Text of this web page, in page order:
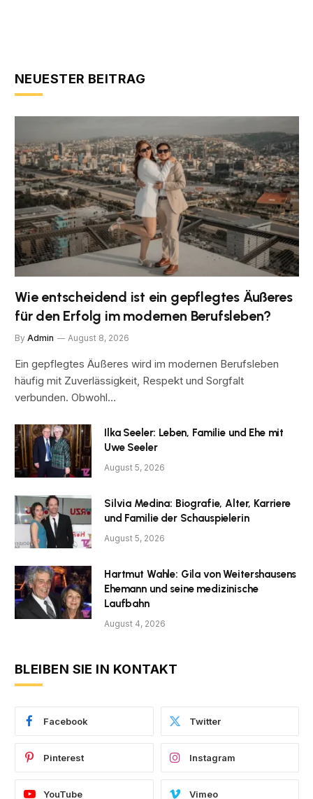
NEUESTER BEITRAG
Wie entscheidend ist ein gepflegtes Äußeres
für den Erfolg im modernen Berufsleben?
By Admin August 8, 2026
Ein gepflegtes Äußeres wird im modernen Berufsleben
häufig mit Zuverlässigkeit, Respekt und Sorgfalt
verbunden. Obwohl…
Ilka Seeler: Leben, Familie und Ehe mit
Uwe Seeler
August 5, 2026
Silvia Medina: Biografie, Alter, Karriere
und Familie der Schauspielerin
August 5, 2026
Hartmut Wahle: Gila von Weitershausens
Ehemann und seine medizinische
Laufbahn
August 4, 2026
BLEIBEN SIE IN KONTAKT
Facebook Twitter
Pinterest Instagram
YouTube Vimeo